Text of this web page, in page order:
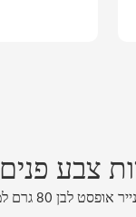
צבע פנים
לבן 80 גרם למ"ר